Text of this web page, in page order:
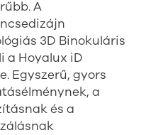
A
3D Binokuláris
a Hoyalux iD
Egyszerű, gyors
a
és a